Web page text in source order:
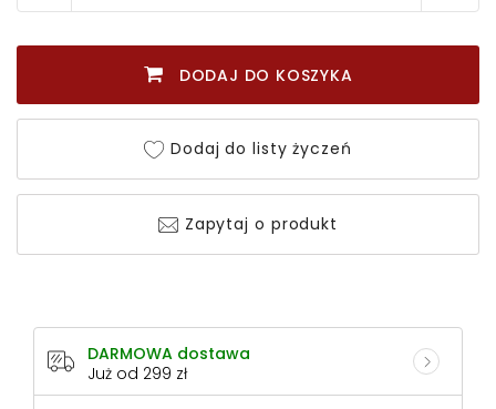
DODAJ DO KOSZYKA
Dodaj do listy życzeń
Zapytaj o produkt
DARMOWA dostawa
Już od 299 zł